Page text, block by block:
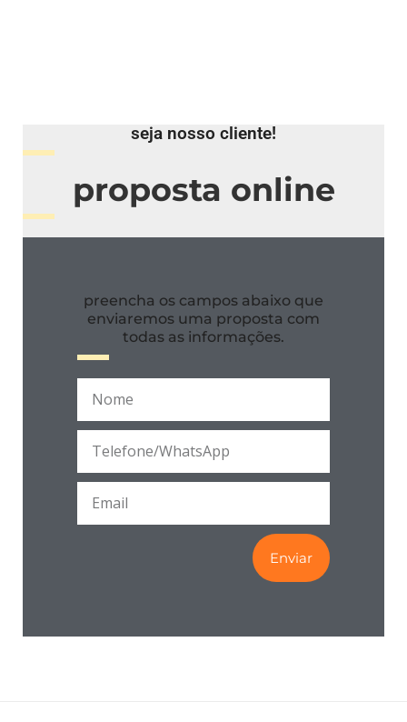
seja nosso cliente!
proposta online
preencha os campos abaixo que
enviaremos uma proposta com
todas as informações.
Enviar